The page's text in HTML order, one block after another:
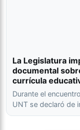
La Legislatura
documental
currícula
Durante el
UNT se declaró de